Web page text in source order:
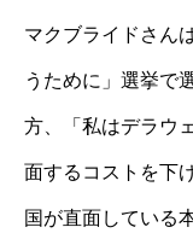
マクブライドさん
うために」選挙で
方、「私はデラウ
面するコストを下
国が直面している